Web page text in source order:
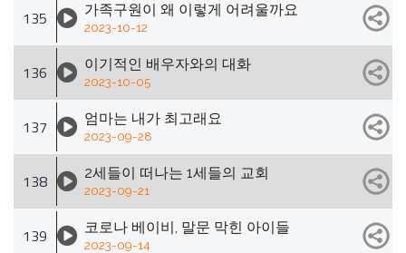
135 가족구원이 왜 이렇게 어려울까요
2023-10-12
136 이기적인 배우자와의 대화
2023-10-05
137 엄마는 내가 최고래요
2023-09-28
138 2세들이 떠나는 1세들의 교회
2023-09-21
139 코로나 베이비, 말문 막힌 아이들
2023-09-14